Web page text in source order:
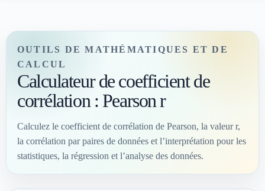
OUTILS DE MATHÉMATIQUES ET DE
CALCUL
Calculateur de coefficient de
corrélation : Pearson r
Calculez le coefficient de corrélation de Pearson, la valeur r,
la corrélation par paires de données et l’interprétation pour les
statistiques, la régression et l’analyse des données.